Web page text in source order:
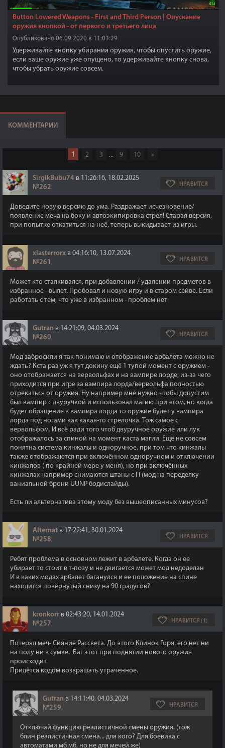
Button Lowered Weapons - First and Third Person | Опускание
оружия кнопкой - от первого и третьего лица
Опубликовано 06.09.2020 в 11:03:29
Удерживайте кнопку убирания оружия, чтобы опустить оружие,
если ваше оружие уже опущено, то удерживайте кнопку снова,
чтобы убрать оружие совсем.
КОММЕНТАРИИ
1 2 3 ... 9 10 »
SirgikBubu74 в 11:26:16, 18.02.2025
№262, НРАВИТСЯ
Доведите новую версию до ума. Раздражает исчезновение/
появление меча на боку и автоэкипировка стрел! Старая версия,
при попытке откатиться на неё, теперь выкидывает из игры.
xlasterrorx в 04:16:10, 13.07.2024
№261 , НРАВИТСЯ
Может кто сталкивался, при добавлении / удалении предметов в
избранное - вылет. Пробовал и новую игру и в старом сейве. Если
работать с тем, что уже в избранном - проблем нет
Gutran в 14:21:09, 04.03.2024
№260, НРАВИТСЯ
Мод забросили я так понимаю и отображение арбалета можно не
ждать? Кста раз уж я тут докину ещё 1 тупой момент с оружием -
оно отображается на вервольфах и на вампире лорде, из-за чего
приходится при игре за вампира лорда/вервольфа полностью
отрекаться от оружия. Ну например мне нужно чтобы допустим
был вампир с двуручкой и использовал магию при этом, но когда
будет обращение в вампира лорда то оружие будет у вампира
лорда под ногами как какая-то стрелочка. Тож самое с
вервольфом. И всё ради того чтоб двуручное оружие или лук
отображалось за спиной на момент каста магии. Ещё не совсем
понятна система кинжалы и одноручное, при том что кинжалы
также отображаются при включённом одноручном и отключении
кинжалов ( по крайней мере у меня), но при включённых
кинжалах например снимаются штаны с ГГ(мод на переделку
ваниальной брони UUNP бодислайды).
Есть ли альтернатива этому моду без вышеописанных минусов?
Alternat в 17:22:41, 30.01.2024
№258, НРАВИТСЯ
Ребят проблема в основном лежит в арбалете. Когда он ее
убирает то стоит в т-позу и не двигается может мод недоделан
И в каких модах арбалет баганулся и ее положение на спине
находится повернутый снизу на 90 градусов?
kronkorr в 02:43:20, 14.01.2024
№257, НРАВИТСЯ (1)
Потерял меч- Сияние Рассвета. До этого Клинок Горя. его нет ни
на полу ни в сумке. Баг этот при поднятии нового оружия
происходит.
Придётся кодом возвращать утраченное.
Gutran в 14:11:40, 04.03.2024
№259, НРАВИТСЯ
Отключай функцию реалистичной смены оружия. (тож
блин реалистичная смена... для кого? Для боевика с
автоматами мб мб, но не для мечей же)